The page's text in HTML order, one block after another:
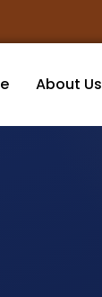
About Us